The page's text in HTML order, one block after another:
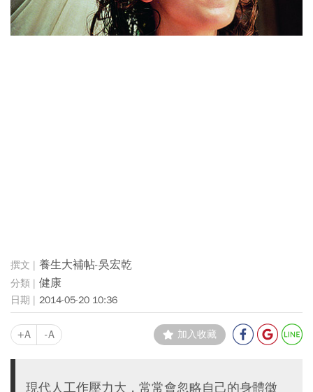
養生大補帖-吳宏乾
健康
2014-05-20 10:36
+A -A 加入收藏
現代人工作壓力大，常常會忽略自己的身體徵